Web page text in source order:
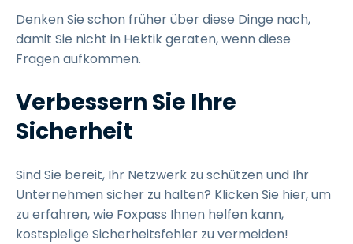
Denken Sie schon früher über diese Dinge nach,
damit Sie nicht in Hektik geraten, wenn diese
Fragen aufkommen.
Verbessern Sie Ihre
Sicherheit
Sind Sie bereit, Ihr Netzwerk zu schützen und Ihr
Unternehmen sicher zu halten? Klicken Sie hier, um
zu erfahren, wie Foxpass Ihnen helfen kann,
kostspielige Sicherheitsfehler zu vermeiden!